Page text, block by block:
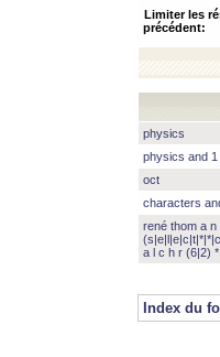
Limiter les
précédent:
physics
physics and 1
oct
characters
rené thom a
a l c h r (6|2)
Index du